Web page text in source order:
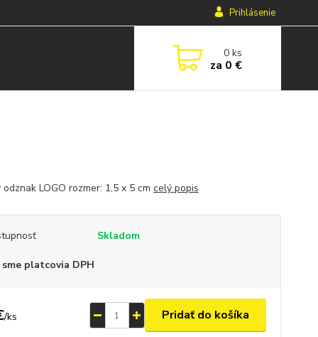
Prihlásenie
0ks
za 0 €
odznak LOGO rozmer: 1,5 x 5 cm celý popis
Skladom
sme platcovia DPH
/ks Pridať do košíka